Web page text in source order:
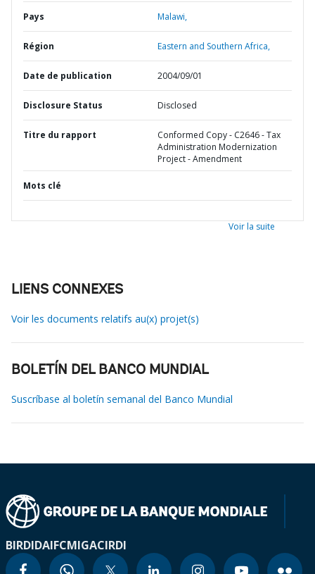
Pays Malawi,
Région Eastern and Southern Africa,
Date de publication 2004/09/01
Disclosure Status Disclosed
Titre du rapport
Conformed Copy - C2646 - Tax
Administration Modernization
Project - Amendment
Mots clé
Voir la suite
LIENS CONNEXES
Voir les documents relatifs au(x) projet(s)
BOLETÍN DEL BANCO MUNDIAL
Suscríbase al boletín semanal del Banco Mundial
BIRDIDAIFCMIGACIRDI